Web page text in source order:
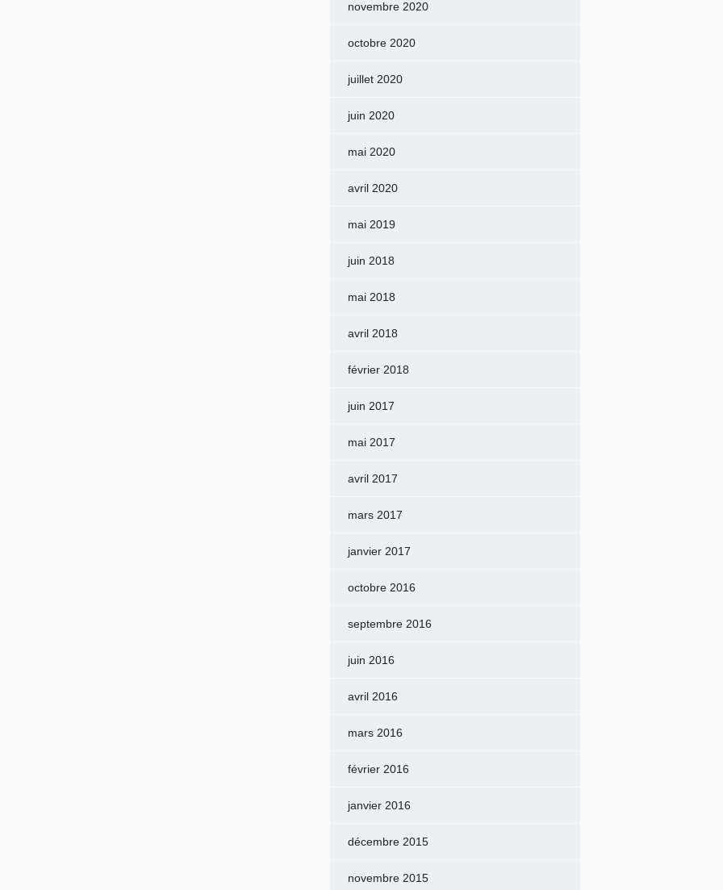
novembre 2020
octobre 2020
juillet 2020
juin 2020
mai 2020
avril 2020
mai 2019
juin 2018
mai 2018
avril 2018
février 2018
juin 2017
mai 2017
avril 2017
mars 2017
janvier 2017
octobre 2016
septembre 2016
juin 2016
avril 2016
mars 2016
février 2016
janvier 2016
décembre 2015
novembre 2015